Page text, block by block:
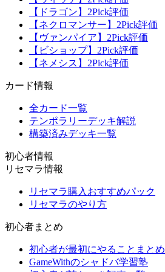
【ドラゴン】2Pick評価
【ネクロマンサー】2Pick評価
【ヴァンパイア】2Pick評価
【ビショップ】2Pick評価
【ネメシス】2Pick評価
カード情報
全カード一覧
テンポラリーデッキ解説
構築済みデッキ一覧
初心者情報
リセマラ情報
リセマラ購入おすすめパック
リセマラのやり方
初心者まとめ
初心者が最初にやることまとめ
GameWithのシャドバ学習塾